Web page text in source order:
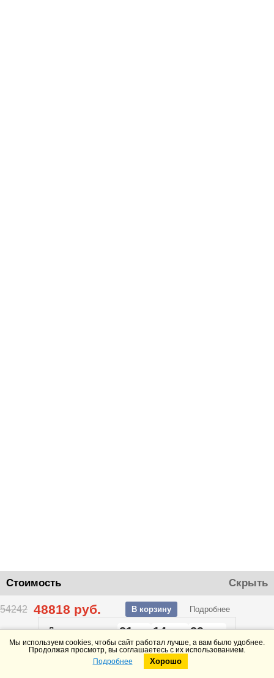
Стоимость Скрыть
54242 48818 руб. В корзину Подробнее
До конца акции21 14 29
Telegram
Мы используем cookies, чтобы сайт работал лучше, а вам было удобнее.
Продолжая просмотр, вы соглашаетесь с их использованием.
Подробнее
Хорошо